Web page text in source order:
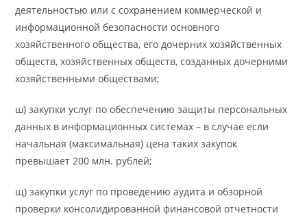
деятельностью или с сохранением коммерческой и
информационной безопасности основного
хозяйственного общества, его дочерних хозяйственных
обществ, хозяйственных обществ, созданных дочерними
хозяйственными обществами;
ш) закупки услуг по обеспечению защиты персональных
данных в информационных системах – в случае если
начальная (максимальная) цена таких закупок
превышает 200 млн. рублей;
щ) закупки услуг по проведению аудита и обзорной
проверки консолидированной финансовой отчетности